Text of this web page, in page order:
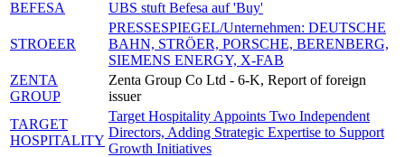
BEFESA
UBS stuft Befesa auf 'Buy'
STROEER
PRESSESPIEGEL/Unternehmen: DEUTSCHE
BAHN, STRÖER, PORSCHE, BERENBERG,
SIEMENS ENERGY, X-FAB
ZENTA
GROUP
Zenta Group Co Ltd - 6-K, Report of foreign
issuer
TARGET
HOSPITALITY
Target Hospitality Appoints Two Independent
Directors, Adding Strategic Expertise to Support
Growth Initiatives